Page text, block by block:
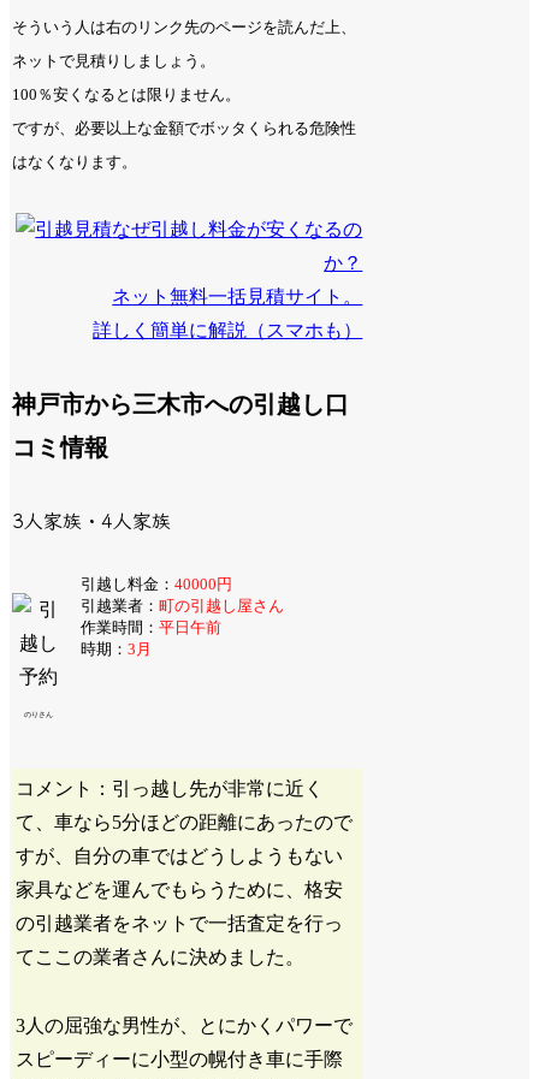
そういう人は右のリンク先のページを読んだ上、
ネットで見積りしましょう。
100％安くなるとは限りません。
ですが、必要以上な金額でボッタくられる危険性
はなくなります。
なぜ引越し料金が安くなるの
か？
ネット無料一括見積サイト。
詳しく簡単に解説（スマホも）
神戸市から三木市への引越し口
コミ情報
3人家族・4人家族
のりさん
引越し料金： 40000円
引越業者： 町の引越し屋さん
作業時間： 平日午前
時期： 3月
コメント：引っ越し先が非常に近く
て、車なら5分ほどの距離にあったので
すが、自分の車ではどうしようもない
家具などを運んでもらうために、格安
の引越業者をネットで一括査定を行っ
てここの業者さんに決めました。
3人の屈強な男性が、とにかくパワーで
スピーディーに小型の幌付き車に手際